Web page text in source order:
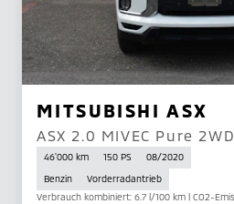
MITSUBISHI ASX
ASX 2.0 MIVEC Pure 2WD
46'000 km 150 PS
08/2020
Benzin
Vorderradantrieb
Verbrauch kombiniert: 6.7 l/100 km | CO2-